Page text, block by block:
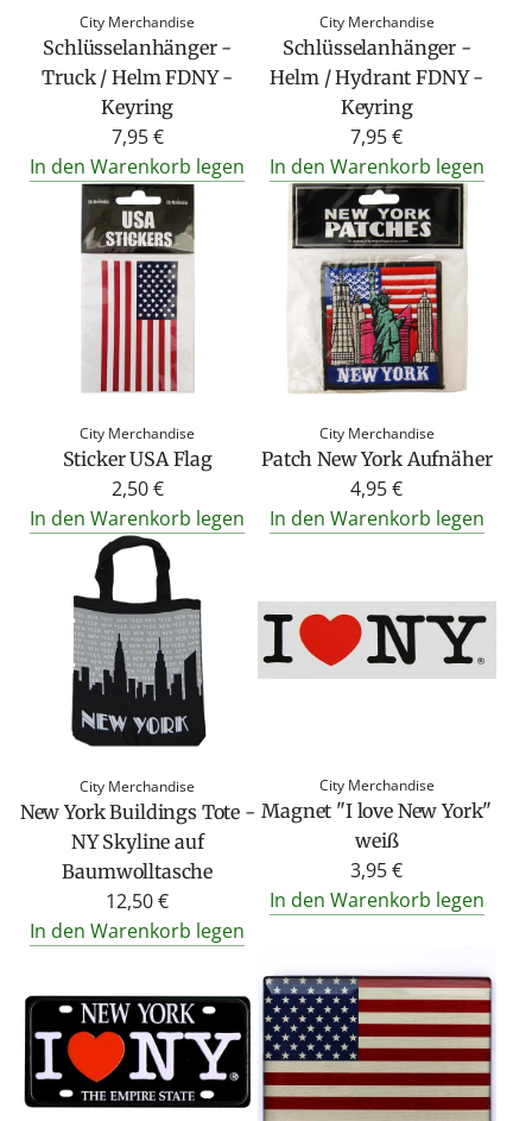
City Merchandise
Schlüsselanhänger -
Truck / Helm FDNY -
Keyring
7,95 €
In den Warenkorb legen
City Merchandise
Schlüsselanhänger -
Helm / Hydrant FDNY -
Keyring
7,95 €
In den Warenkorb legen
City Merchandise
Sticker USA Flag
2,50 €
In den Warenkorb legen
City Merchandise
Patch New York Aufnäher
4,95 €
In den Warenkorb legen
City Merchandise
New York Buildings Tote -
NY Skyline auf
Baumwolltasche
12,50 €
In den Warenkorb legen
City Merchandise
Magnet "I love New York"
weiß
3,95 €
In den Warenkorb legen